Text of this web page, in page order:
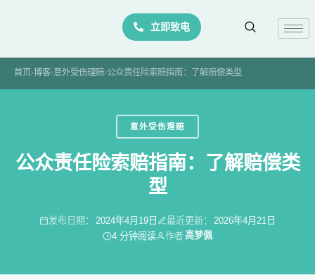
立即致电
首页›博客›意外受伤理赔›公众责任险索赔指南：了解赔偿类型
意外受伤理赔
公众责任险索赔指南：了解赔偿类
型
发布日期： 2024年4月19日 最近更新：
2026年4月21日
4 分钟阅读
作者 高梦佩
1. 非经济损失